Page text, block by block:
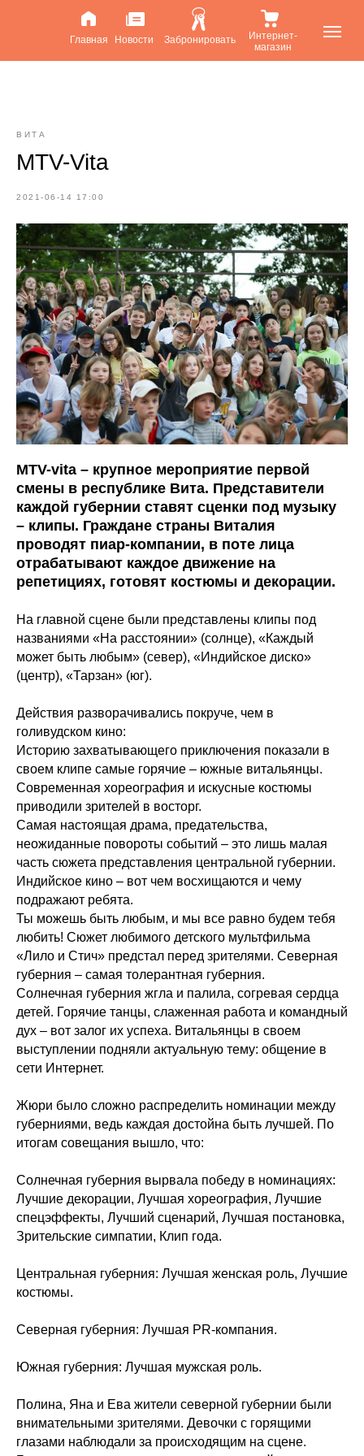
Главная Новости Забронировать
Интернет-
магазин
ВИТА
MTV-Vita
2021-06-14 17:00
MTV-vita – крупное мероприятие первой
смены в республике Вита. Представители
каждой губернии ставят сценки под музыку
– клипы. Граждане страны Виталия
проводят пиар-компании, в поте лица
отрабатывают каждое движение на
репетициях, готовят костюмы и декорации.
На главной сцене были представлены клипы под
названиями «На расстоянии» (солнце), «Каждый
может быть любым» (север), «Индийское диско»
(центр), «Тарзан» (юг).
Действия разворачивались покруче, чем в
голивудском кино:
Историю захватывающего приключения показали в
своем клипе самые горячие – южные витальянцы.
Современная хореография и искусные костюмы
приводили зрителей в восторг.
Самая настоящая драма, предательства,
неожиданные повороты событий – это лишь малая
часть сюжета представления центральной губернии.
Индийское кино – вот чем восхищаются и чему
подражают ребята.
Ты можешь быть любым, и мы все равно будем тебя
любить! Сюжет любимого детского мультфильма
«Лило и Стич» предстал перед зрителями. Северная
губерния – самая толерантная губерния.
Солнечная губерния жгла и палила, согревая сердца
детей. Горячие танцы, слаженная работа и командный
дух – вот залог их успеха. Витальянцы в своем
выступлении подняли актуальную тему: общение в
сети Интернет.
Жюри было сложно распределить номинации между
губерниями, ведь каждая достойна быть лучшей. По
итогам совещания вышло, что:
Солнечная губерния вырвала победу в номинациях:
Лучшие декорации, Лучшая хореография, Лучшие
спецэффекты, Лучший сценарий, Лучшая постановка,
Зрительские симпатии, Клип года.
Центральная губерния: Лучшая женская роль, Лучшие
костюмы.
Северная губерния: Лучшая PR-компания.
Южная губерния: Лучшая мужская роль.
Полина, Яна и Ева жители северной губернии были
внимательными зрителями. Девочки с горящими
глазами наблюдали за происходящим на сцене.